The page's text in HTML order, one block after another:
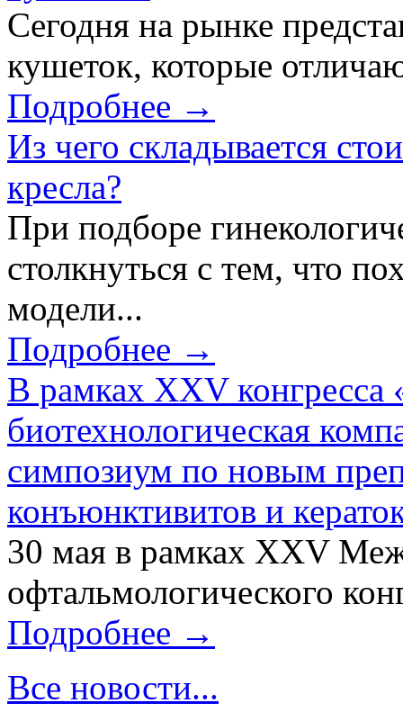
Сегодня на рынке
кушеток, которые
Подробнее →
Из чего складывается
кресла?
При подборе
столкнуться с тем, что
модели...
Подробнее →
В рамках XXV конгресса
биотехнологическая
симпозиум по новым
конъюнктивитов и
30 мая в рамках XXV
офтальмологического
Подробнее →
Все новости...